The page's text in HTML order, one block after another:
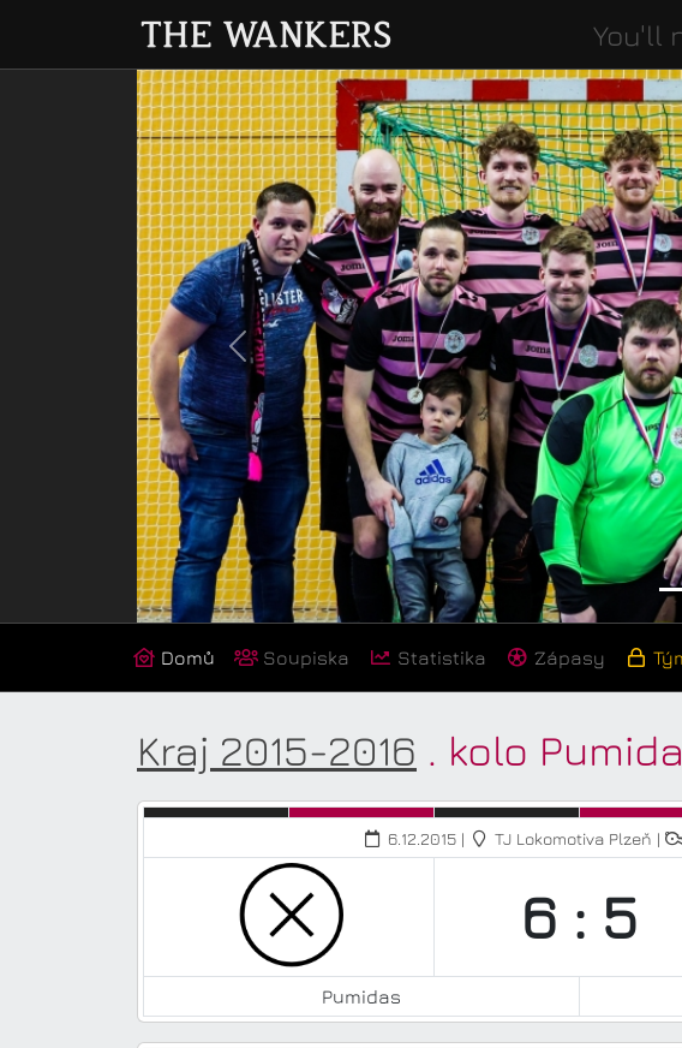
You'll
Previous
Domů Soupiska Statistika Zápasy
Kraj 2015-2016 . kolo
6.12.2015 | TJ Lokomotiva Plzeň |
6 : 5
Pumidas